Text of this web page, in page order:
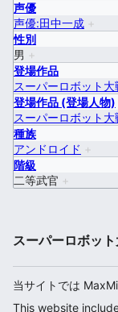
声優
声優:田中一成 +
性別
男 +
登場作品
スーパーロボット大
登場作品 (登場人物)
スーパーロボット大
種族
アンドロイド +
階級
二等武官 +
スーパーロボッ
当サイトでは
This website